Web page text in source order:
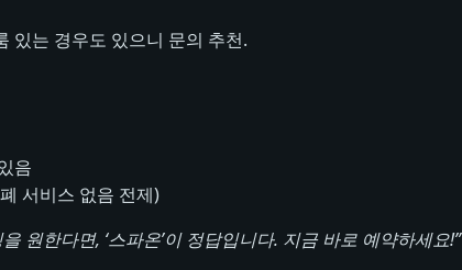
있는 경우도 있으니 문의 추천.
음
서비스 없음 전제)
원한다면, ‘스파온’이 정답입니다. 지금 바로 예약하세요!”